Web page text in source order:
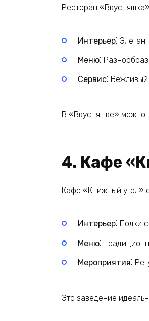
Ресторан
Интерьер⁚
Меню⁚
Сервис⁚ Вежливый
В «Вкусняшке» можно
4. Кафе
Кафе «Книжный угол»
Интерьер⁚ Полки
Меню⁚
Мероприятия⁚
Это заведение